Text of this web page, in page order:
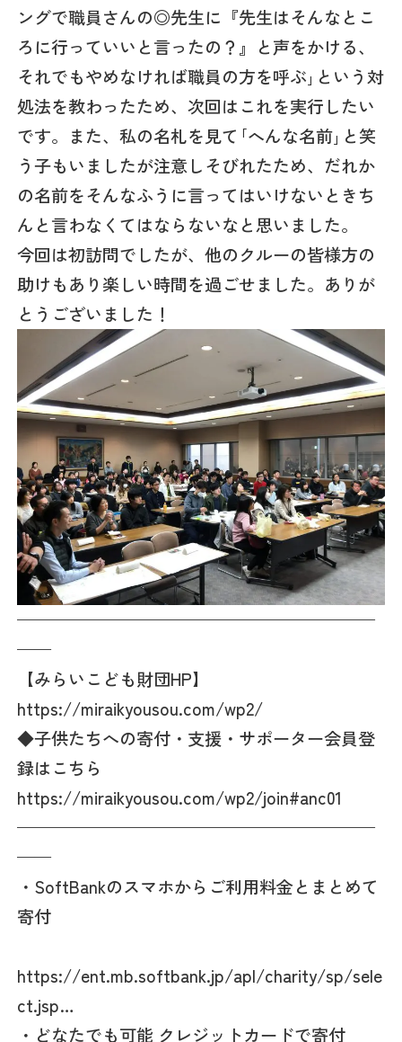
ングで職員さんの◎先生に『先生はそんなとこ
ろに行っていいと言ったの？』と声をかける、
それでもやめなければ職員の方を呼ぶ｣という対
処法を教わったため、次回はこれを実行したい
です。また、私の名札を見て｢へんな名前｣と笑
う子もいましたが注意しそびれたため、だれか
の名前をそんなふうに言ってはいけないときち
んと言わなくてはならないなと思いました。
今回は初訪問でしたが、他のクルーの皆様方の
助けもあり楽しい時間を過ごせました。ありが
とうございました！
—————————————————————
——
【みらいこども財団HP】
https://miraikyousou.com/wp2/
◆子供たちへの寄付・支援・サポーター会員登
録はこちら
https://miraikyousou.com/wp2/join#anc01
—————————————————————
——
・SoftBankのスマホからご利用料金とまとめて
寄付
https://ent.mb.softbank.jp/apl/charity/sp/sele
ct.jsp…
・どなたでも可能 クレジットカードで寄付